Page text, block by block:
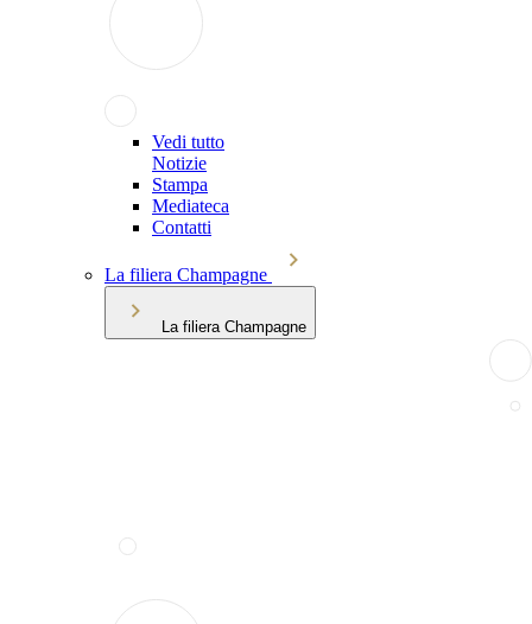
Vedi tutto
Notizie
Stampa
Mediateca
Contatti
La filiera Champagne
La filiera Champagne